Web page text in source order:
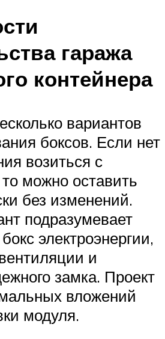
гаража
контейнера
вариантов
боксов. Если нет
возиться с
можно оставить
без изменений.
подразумевает
электроэнергии,
и
замка. Проект
вложений
модуля.